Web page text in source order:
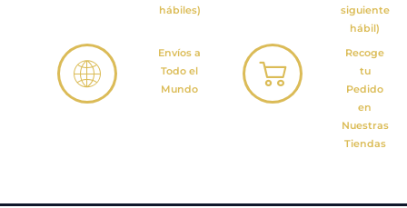
hábiles)
siguiente
hábil)
Envíos a
Todo el
Mundo
Recoge
tu
Pedido
en
Nuestras
Tiendas